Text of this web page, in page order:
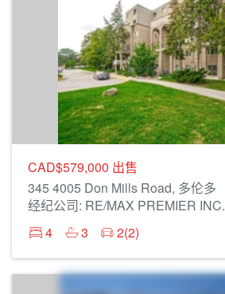
CAD$579,000 出售
345 4005 Don Mills Road, 多伦多
经纪公司: RE/MAX PREMIER INC.
4
3 2(2)